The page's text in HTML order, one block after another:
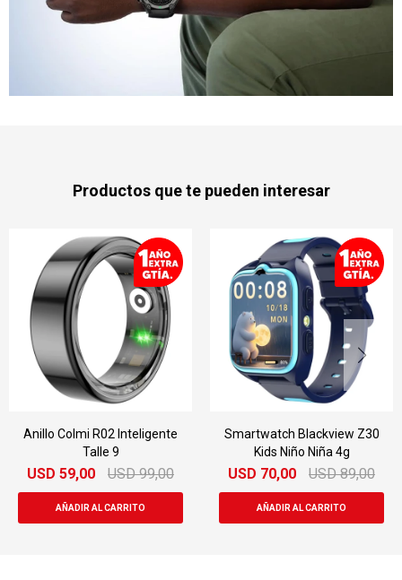
Productos que te pueden interesar
Smartwatch Blackview Z30
Kids Niño Niña 4g
USD 70,00 USD 89,00
Smartwatch Kieselect Kr
Ultra 3 Gps Bluethooth
USD 79,00 USD 149,00